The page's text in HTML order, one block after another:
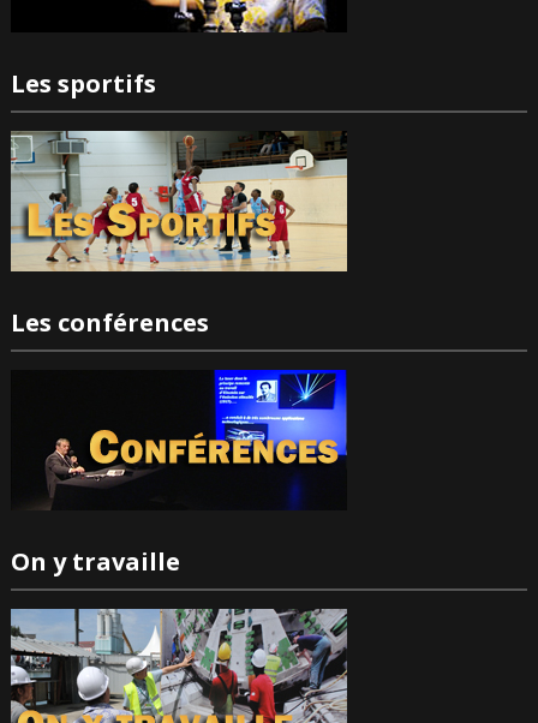
Les sportifs
Les conférences
On y travaille